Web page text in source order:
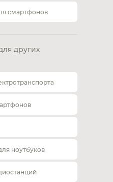
смартфонов
других
ноутбуков